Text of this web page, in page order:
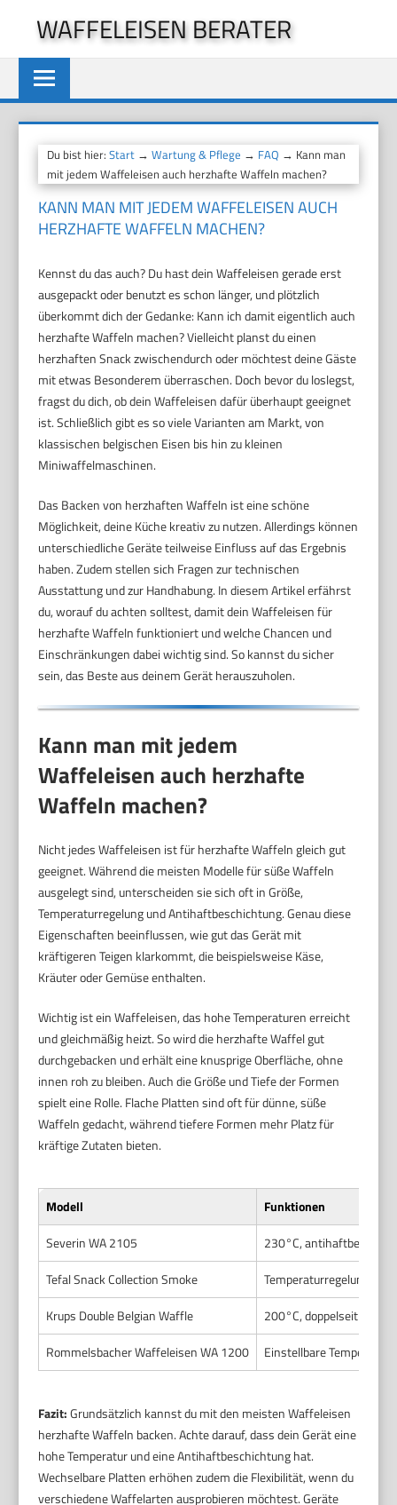
springen
WAFFELEISEN BERATER
Du bist hier:Start →Wartung & Pflege → FAQ → Kann man
mit jedem Waffeleisen auch herzhafte Waffeln machen?
KANN MAN MIT JEDEM WAFFELEISEN AUCH
HERZHAFTE WAFFELN MACHEN?
Kennst du das auch? Du hast dein Waffeleisen gerade erst
ausgepackt oder benutzt es schon länger, und plötzlich
überkommt dich der Gedanke: Kann ich damit eigentlich auch
herzhafte Waffeln machen? Vielleicht planst du einen
herzhaften Snack zwischendurch oder möchtest deine Gäste
mit etwas Besonderem überraschen. Doch bevor du loslegst,
fragst du dich, ob dein Waffeleisen dafür überhaupt geeignet
ist. Schließlich gibt es so viele Varianten am Markt, von
klassischen belgischen Eisen bis hin zu kleinen
Miniwaffelmaschinen.
Das Backen von herzhaften Waffeln ist eine schöne
Möglichkeit, deine Küche kreativ zu nutzen. Allerdings können
unterschiedliche Geräte teilweise Einfluss auf das Ergebnis
haben. Zudem stellen sich Fragen zur technischen
Ausstattung und zur Handhabung. In diesem Artikel erfährst
du, worauf du achten solltest, damit dein Waffeleisen für
herzhafte Waffeln funktioniert und welche Chancen und
Einschränkungen dabei wichtig sind. So kannst du sicher
sein, das Beste aus deinem Gerät herauszuholen.
Kann man mit jedem
Waffeleisen auch herzhafte
Waffeln machen?
Nicht jedes Waffeleisen ist für herzhafte Waffeln gleich gut
geeignet. Während die meisten Modelle für süße Waffeln
ausgelegt sind, unterscheiden sie sich oft in Größe,
Temperaturregelung und Antihaftbeschichtung. Genau diese
Eigenschaften beeinflussen, wie gut das Gerät mit
kräftigeren Teigen klarkommt, die beispielsweise Käse,
Kräuter oder Gemüse enthalten.
Wichtig ist ein Waffeleisen, das hohe Temperaturen erreicht
und gleichmäßig heizt. So wird die herzhafte Waffel gut
durchgebacken und erhält eine knusprige Oberfläche, ohne
innen roh zu bleiben. Auch die Größe und Tiefe der Formen
spielt eine Rolle. Flache Platten sind oft für dünne, süße
Waffeln gedacht, während tiefere Formen mehr Platz für
kräftige Zutaten bieten.
Modell
Funktionen
Severin WA 2105
230°C,
Tefal Snack Collection Smoke
Temperaturregelung,
Krups Double Belgian Waffle
200°C, doppelseitig
Rommelsbacher Waffeleisen WA 1200
Einstellbare
Fazit:Grundsätzlich kannst du mit den meisten Waffeleisen
herzhafte Waffeln backen. Achte darauf, dass dein Gerät eine
hohe Temperatur und eine Antihaftbeschichtung hat.
Wechselbare Platten erhöhen zudem die Flexibilität, wenn du
verschiedene Waffelarten ausprobieren möchtest. Geräte